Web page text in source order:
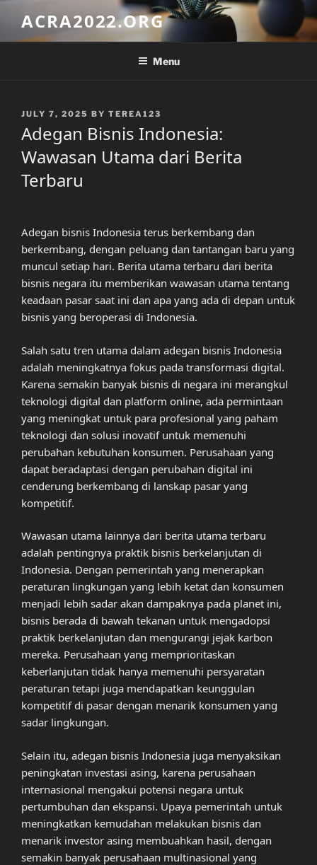
content
ACRA2022.ORG
Menu
POSTED
JULY 7, 2025 BY TEREA123
Adegan Bisnis Indonesia:
Wawasan Utama dari Berita
Terbaru
Adegan bisnis Indonesia terus berkembang dan
berkembang, dengan peluang dan tantangan baru yang
muncul setiap hari. Berita utama terbaru dari berita
bisnis negara itu memberikan wawasan utama tentang
keadaan pasar saat ini dan apa yang ada di depan untuk
bisnis yang beroperasi di Indonesia.
Salah satu tren utama dalam adegan bisnis Indonesia
adalah meningkatnya fokus pada transformasi digital.
Karena semakin banyak bisnis di negara ini merangkul
teknologi digital dan platform online, ada permintaan
yang meningkat untuk para profesional yang paham
teknologi dan solusi inovatif untuk memenuhi
perubahan kebutuhan konsumen. Perusahaan yang
dapat beradaptasi dengan perubahan digital ini
cenderung berkembang di lanskap pasar yang
kompetitif.
Wawasan utama lainnya dari berita utama terbaru
adalah pentingnya praktik bisnis berkelanjutan di
Indonesia. Dengan pemerintah yang menerapkan
peraturan lingkungan yang lebih ketat dan konsumen
menjadi lebih sadar akan dampaknya pada planet ini,
bisnis berada di bawah tekanan untuk mengadopsi
praktik berkelanjutan dan mengurangi jejak karbon
mereka. Perusahaan yang memprioritaskan
keberlanjutan tidak hanya memenuhi persyaratan
peraturan tetapi juga mendapatkan keunggulan
kompetitif di pasar dengan menarik konsumen yang
sadar lingkungan.
Selain itu, adegan bisnis Indonesia juga menyaksikan
peningkatan investasi asing, karena perusahaan
internasional mengakui potensi negara untuk
pertumbuhan dan ekspansi. Upaya pemerintah untuk
meningkatkan kemudahan melakukan bisnis dan
menarik investor asing membuahkan hasil, dengan
semakin banyak perusahaan multinasional yang